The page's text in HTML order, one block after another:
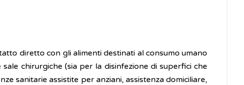
diretto con gli alimenti destinati al consumo umano
chirurgiche (sia per la disinfezione di superfici che
sanitarie assistite per anziani, assistenza domiciliare,